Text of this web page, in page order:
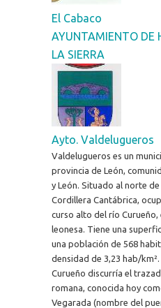
El Cabaco
AYUNTAMIENTO DE
LA SIERRA
Ayto. Valdelugueros
Valdelugueros es un
provincia de León,
y León. Situado al norte
Cordillera Cantábrica,
curso alto del río
leonesa. Tiene una
una población de 568
densidad de 3,23 hab/
Curueño discurría el
romana, conocida hoy
Vegarada (nombre del